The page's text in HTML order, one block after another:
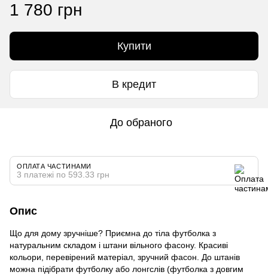
1 780 грн
Купити
В кредит
До обраного
ОПЛАТА ЧАСТИНАМИ
3 платежі по 593.33 грн
Опис
Що для дому зручніше? Приємна до тіла футболка з
натуральним складом і штани вільного фасону. Красиві
кольори, перевірений матеріал, зручний фасон. До штанів
можна підібрати футболку або лонгслів (футболка з довгим